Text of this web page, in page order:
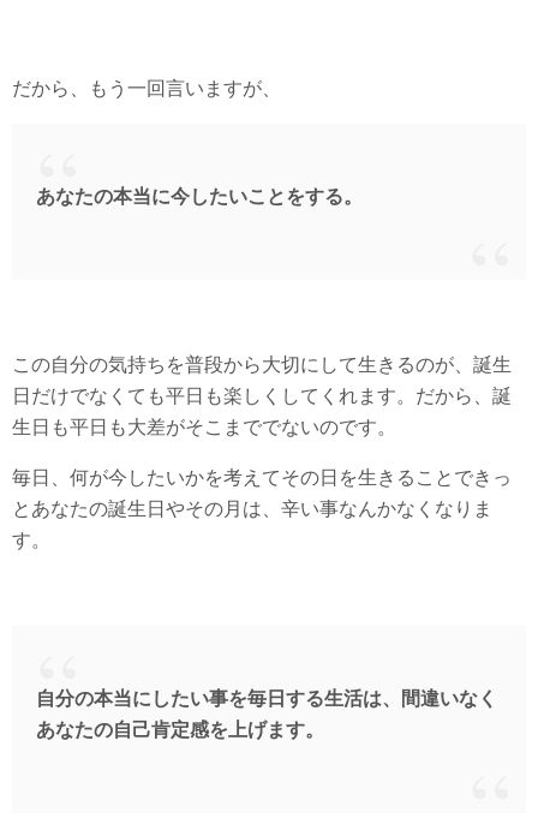
だから、もう一回言いますが、
あなたの本当に今したいことをする。
この自分の気持ちを普段から大切にして生きるのが、誕生
日だけでなくても平日も楽しくしてくれます。だから、誕
生日も平日も大差がそこまででないのです。
毎日、何が今したいかを考えてその日を生きることできっ
とあなたの誕生日やその月は、辛い事なんかなくなりま
す。
自分の本当にしたい事を毎日する生活は、間違いなく
あなたの自己肯定感を上げます。